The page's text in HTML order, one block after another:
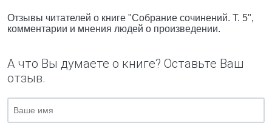
Отзывы читателей о книге "Собрание сочинений. Т. 5",
комментарии и мнения людей о произведении.
А что Вы думаете о книге? Оставьте Ваш
отзыв.